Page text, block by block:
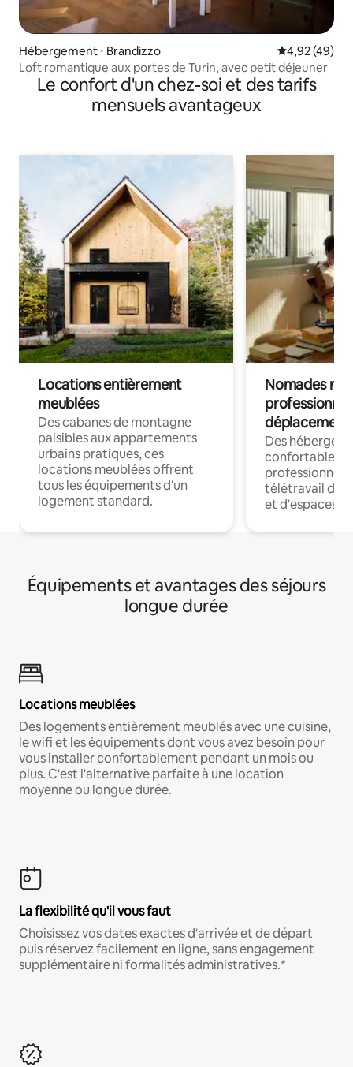
Hébergement ⋅ Brandizzo Évaluation
4,92 (49)
Loft romantique aux portes de Turin, avec petit déjeuner
Le confort d'un chez-soi et des tarifs
mensuels avantageux
Locations entièrement
meublées
Des cabanes de montagne
paisibles aux appartements
urbains pratiques, ces
locations meublées offrent
tous les équipements d'un
logement standard.
Nomades
déplacement
Des
confortables
professionnels
télétravail
et d'espaces
Équipements et avantages des séjours
longue durée
Locations meublées
Des logements entièrement meublés avec une cuisine,
le wifi et les équipements dont vous avez besoin pour
vous installer confortablement pendant un mois ou
plus. C'est l'alternative parfaite à une location
moyenne ou longue durée.
La flexibilité qu'il vous faut
Choisissez vos dates exactes d'arrivée et de départ
puis réservez facilement en ligne, sans engagement
supplémentaire ni formalités administratives.*